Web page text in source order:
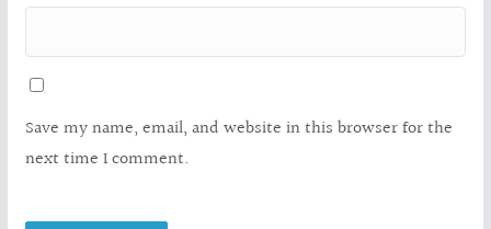
Save my name, email, and website in this browser for the
next time I comment.